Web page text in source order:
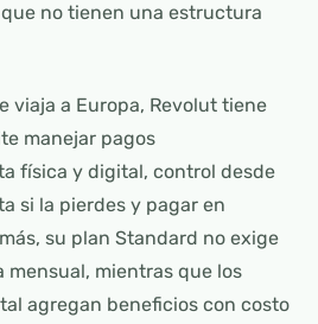
no tienen una estructura
viaja a Europa, Revolut tiene
manejar pagos
física y digital, control desde
si la pierdes y pagar en
su plan Standard no exige
mensual, mientras que los
agregan beneficios con costo